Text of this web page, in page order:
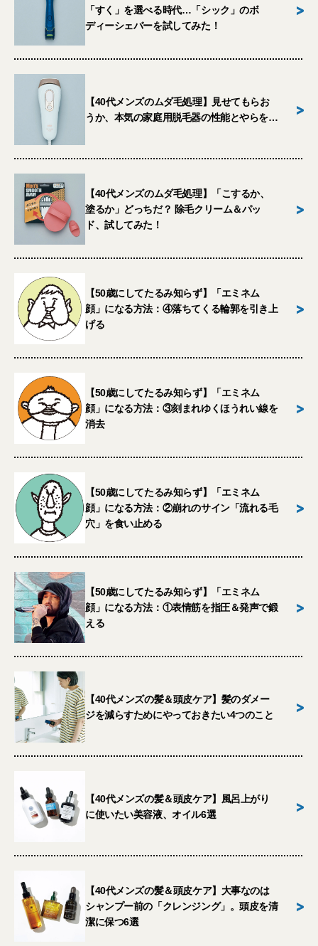
「すく」を選べる時代…「シック」のボ
ディーシェバーを試してみた！
>
【40代メンズのムダ毛処理】見せてもらお
うか、本気の家庭用脱毛器の性能とやらを…
>
【40代メンズのムダ毛処理】「こするか、
塗るか」どっちだ？ 除毛クリーム＆パッ
ド、試してみた！
>
【50歳にしてたるみ知らず】「エミネム
顔」になる方法：④落ちてくる輪郭を引き上
げる
>
【50歳にしてたるみ知らず】「エミネム
顔」になる方法：③刻まれゆくほうれい線を
消去
>
【50歳にしてたるみ知らず】「エミネム
顔」になる方法：②崩れのサイン「流れる毛
穴」を食い止める
>
【50歳にしてたるみ知らず】「エミネム
顔」になる方法：①表情筋を指圧＆発声で鍛
える
>
【40代メンズの髪＆頭皮ケア】髪のダメー
ジを減らすためにやっておきたい4つのこと
>
【40代メンズの髪＆頭皮ケア】風呂上がり
に使いたい美容液、オイル6選
>
【40代メンズの髪＆頭皮ケア】大事なのは
シャンプー前の「クレンジング」。頭皮を清
潔に保つ6選
>